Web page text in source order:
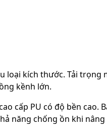
loại kích thước. Tải
kềnh lớn.
cấp PU có độ bền cao.
năng chống ồn khi